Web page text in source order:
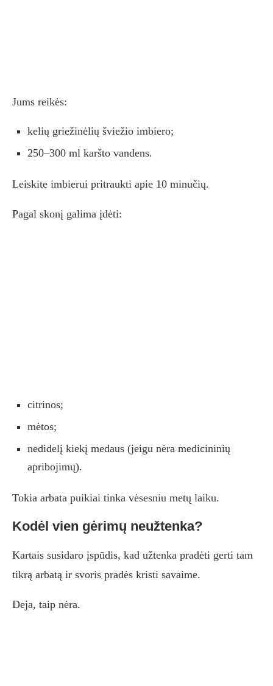
Jums reikės:
kelių griežinėlių šviežio imbiero;
250–300 ml karšto vandens.
Leiskite imbierui pritraukti apie 10 minučių.
Pagal skonį galima įdėti:
citrinos;
mėtos;
nedidelį kiekį medaus (jeigu nėra medicininių
apribojimų).
Tokia arbata puikiai tinka vėsesniu metų laiku.
Kodėl vien gėrimų neužtenka?
Kartais susidaro įspūdis, kad užtenka pradėti gerti tam
tikrą arbatą ir svoris pradės kristi savaime.
Deja, taip nėra.